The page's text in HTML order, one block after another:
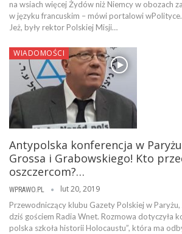
na wsiach więcej Żydów niż Niemcy w obozach
w języku francuskim – mówi portalowi
Jeż, były rektor Polskiej Misji…
WIADOMOŚCI
Antypolska konferencja w
Grossa i Grabowskiego! Kto
oszczercom?…
WPRAWO.PL lut 20, 2019
Przewodniczący klubu Gazety Polskiej w
dziś gościem Radia Wnet. Rozmowa dotyczyła
polska szkoła historii Holocaustu”, która ma